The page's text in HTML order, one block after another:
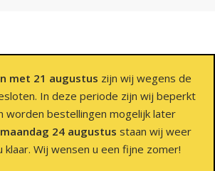
met 21 augustus zijn wij wegens de
In deze periode zijn wij beperkt
worden bestellingen mogelijk later
maandag 24 augustus staan wij weer
klaar. Wij wensen u een fijne zomer!